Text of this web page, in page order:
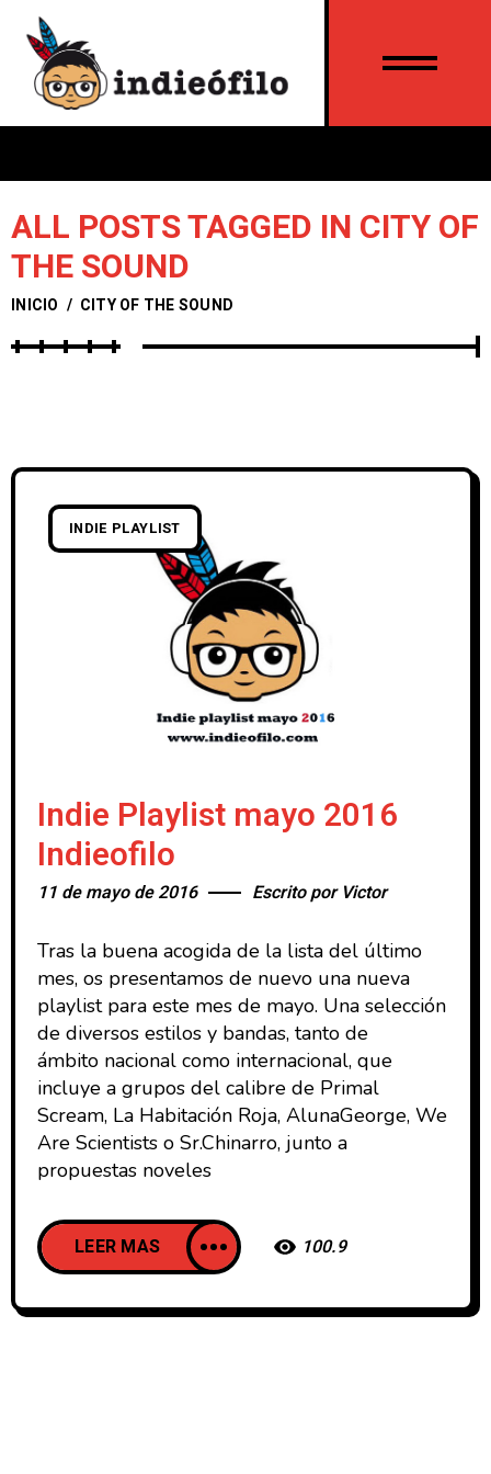
ALL POSTS TAGGED IN CITY OF
THE SOUND
INICIO / CITY OF THE SOUND
INDIE PLAYLIST
Indie Playlist mayo 2016
Indieofilo
11 de mayo de 2016 Escrito por Victor
Tras la buena acogida de la lista del último
mes, os presentamos de nuevo una nueva
playlist para este mes de mayo. Una selección
de diversos estilos y bandas, tanto de
ámbito nacional como internacional, que
incluye a grupos del calibre de Primal
Scream, La Habitación Roja, AlunaGeorge, We
Are Scientists o Sr.Chinarro, junto a
propuestas noveles
LEER MAS 100.9